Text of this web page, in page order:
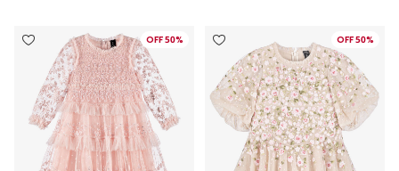
50% OFF
50% OFF